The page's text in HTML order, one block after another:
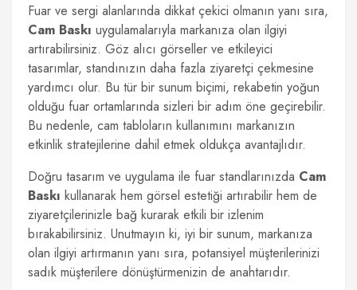
Fuar ve sergi alanlarında dikkat çekici olmanın yanı sıra,
Cam Baskı uygulamalarıyla markanıza olan ilgiyi
artırabilirsiniz. Göz alıcı görseller ve etkileyici
tasarımlar, standınızın daha fazla ziyaretçi çekmesine
yardımcı olur. Bu tür bir sunum biçimi, rekabetin yoğun
olduğu fuar ortamlarında sizleri bir adım öne geçirebilir.
Bu nedenle, cam tabloların kullanımını markanızın
etkinlik stratejilerine dahil etmek oldukça avantajlıdır.
Doğru tasarım ve uygulama ile fuar standlarınızda Cam
Baskı kullanarak hem görsel estetiği artırabilir hem de
ziyaretçilerinizle bağ kurarak etkili bir izlenim
bırakabilirsiniz. Unutmayın ki, iyi bir sunum, markanıza
olan ilgiyi artırmanın yanı sıra, potansiyel müşterilerinizi
sadık müşterilere dönüştürmenizin de anahtarıdır.